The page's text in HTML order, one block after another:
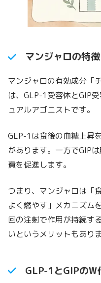
マンジャロの特
マンジャロの有効成分「
は、GLP-1受容体とGIP
ュアルアゴニストです。
GLP-1は食後の血糖上昇
があります。一方でGIP
費を促進します。
つまり、マンジャロは「
よく燃やす」メカニズム
回の注射で作用が持続す
いというメリットもありま
GLP-1とGIPのW